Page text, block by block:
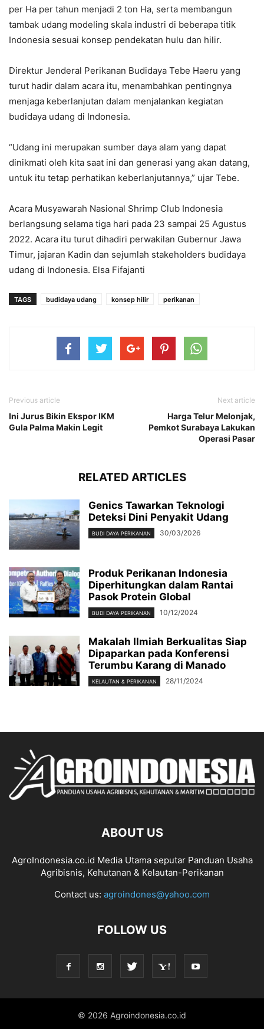
per Ha per tahun menjadi 2 ton Ha, serta membangun
tambak udang modeling skala industri di beberapa titik
Indonesia sesuai konsep pendekatan hulu dan hilir.
Direktur Jenderal Perikanan Budidaya Tebe Haeru yang
turut hadir dalam acara itu, menambahkan pentingnya
menjaga keberlanjutan dalam menjalankan kegiatan
budidaya udang di Indonesia.
“Udang ini merupakan sumber daya alam yang dapat
dinikmati oleh kita saat ini dan generasi yang akan datang,
untuk itu tetap perhatikan keberlanjutannya,” ujar Tebe.
Acara Musyawarah Nasional Shrimp Club Indonesia
berlangsung selama tiga hari pada 23 sampai 25 Agustus
2022. Acara itu turut dihadiri perwakilan Gubernur Jawa
Timur, jajaran Kadin dan sejumlah stakeholders budidaya
udang di Indonesia. Elsa Fifajanti
TAGS budidaya udang konsep hilir perikanan
Previous article
Ini Jurus Bikin Ekspor IKM
Gula Palma Makin Legit
Next article
Harga Telur Melonjak,
Pemkot Surabaya Lakukan
Operasi Pasar
RELATED ARTICLES
Genics Tawarkan Teknologi
Deteksi Dini Penyakit Udang
BUDI DAYA PERIKANAN 30/03/2026
Produk Perikanan Indonesia
Diperhitungkan dalam Rantai
Pasok Protein Global
BUDI DAYA PERIKANAN 10/12/2024
Makalah Ilmiah Berkualitas Siap
Dipaparkan pada Konferensi
Terumbu Karang di Manado
KELAUTAN & PERIKANAN 28/11/2024
ABOUT US
AgroIndonesia.co.id Media Utama seputar Panduan Usaha
Agribisnis, Kehutanan & Kelautan-Perikanan
Contact us: agroindones@yahoo.com
FOLLOW US
© 2026 Agroindonesia.co.id